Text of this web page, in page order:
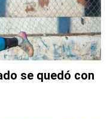
se quedó con